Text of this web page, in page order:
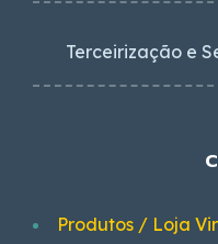
Terceirização e
Produtos / Loja